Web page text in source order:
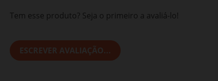
Tem esse produto? Seja o primeiro a avaliá-lo!
ESCREVER AVALIAÇÃO...